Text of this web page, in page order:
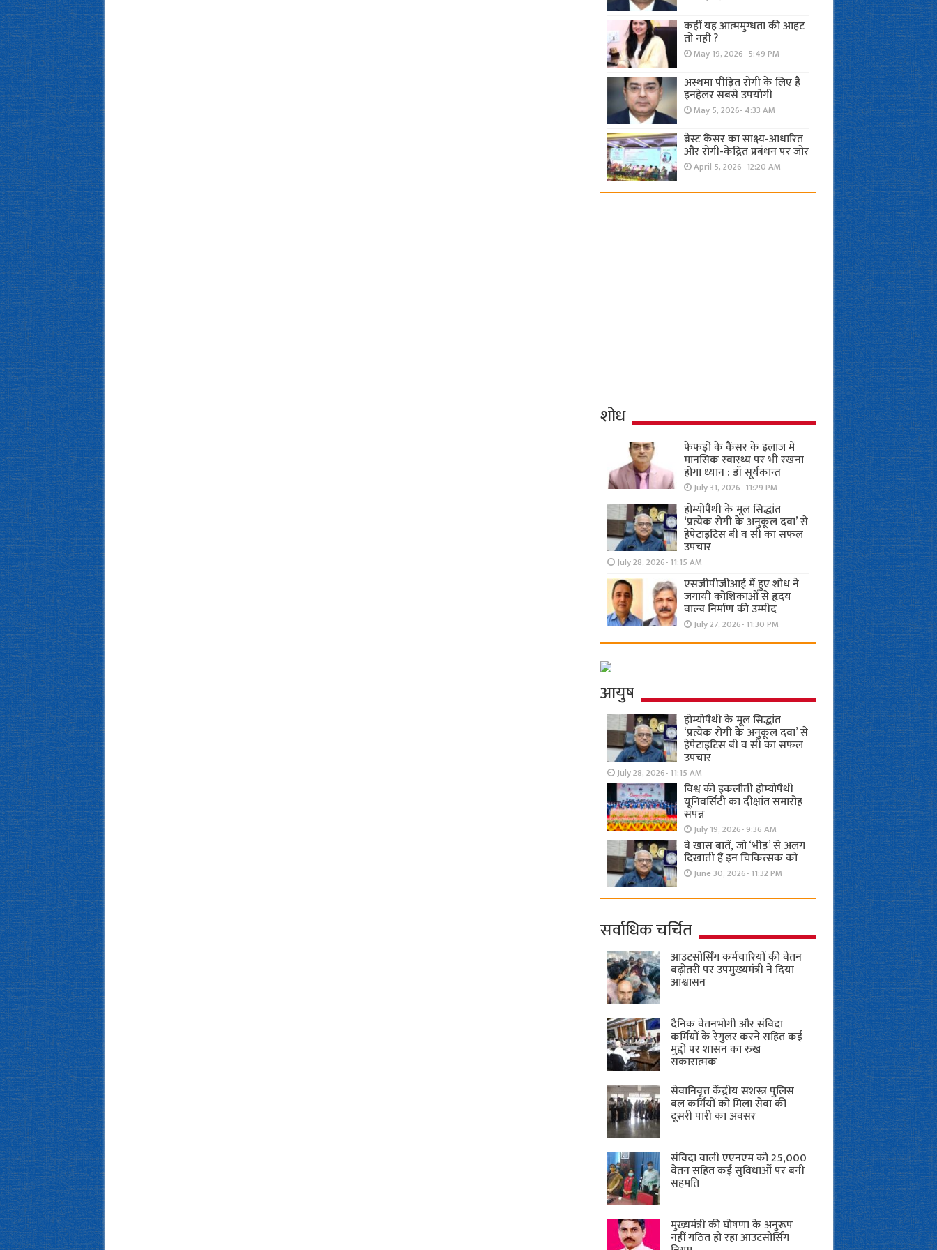
कहीं यह आत्ममुग्धता की आहट
तो नहीं ?
May 19, 2026- 5:49 PM
अस्थमा पीड़ित रोगी के लिए है
इनहेलर सबसे उपयोगी
May 5, 2026- 4:33 AM
ब्रेस्ट कैंसर का साक्ष्य-आधारित
और रोगी-केंद्रित प्रबंधन पर जोर
April 5, 2026- 12:20 AM
शोध
फेफड़ों के कैंसर के इलाज में
मानसिक स्वास्थ्य पर भी रखना
होगा ध्यान : डॉ सूर्यकान्त
July 31, 2026- 11:29 PM
होम्योपैथी के मूल सिद्धांत
‘प्रत्येक रोगी केे अनुकूल दवा’ से
हेपेटाइटिस बी व सी का सफल
उपचार
July 28, 2026- 11:15 AM
एसजीपीजीआई में हुए शोध ने
जगायी कोशिकाओं से हृदय
वाल्व निर्माण की उम्मीद
July 27, 2026- 11:30 PM
आयुष
होम्योपैथी के मूल सिद्धांत
‘प्रत्येक रोगी केे अनुकूल दवा’ से
हेपेटाइटिस बी व सी का सफल
उपचार
July 28, 2026- 11:15 AM
विश्व की इकलौती होम्योपैथी
यूनिवर्सिटी का दीक्षांत समारोह
संपन्न
July 19, 2026- 9:36 AM
वे खास बातें, जो ‘भीड़’ से अलग
दिखाती हैं इन चिकित्सक को
June 30, 2026- 11:32 PM
सर्वाधिक चर्चित
आउटसोर्सिंग कर्मचारियों की वेतन
बढ़ोतरी पर उपमुख्यमंत्री ने दिया
आश्वासन
दैनिक वेतनभोगी और संविदा
कर्मियों के रेगुलर करने सहित कई
मुद्दों पर शासन का रुख
सकारात्मक
सेवानिवृत्त केंद्रीय सशस्त्र पुलिस
बल ​कर्मियों को मिला सेवा की
दूसरी पारी का अवसर
संविदा वाली एएनएम को 25,000
वेतन सहित कई सुविधाओं पर बनी
सहमति
मुख्यमंत्री की घोषणा के अनुरूप
नहीं गठित हो रहा आउटसोर्सिंग